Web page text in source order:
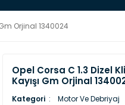
Orjinal 1340024
Opel Corsa C 1.3 Dizel
Kayışı Gm Orjinal
Kategori
Motor Ve Debriyaj